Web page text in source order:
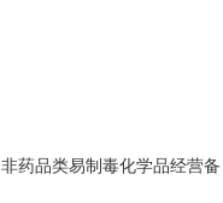
非药品类易制毒化学品经营备